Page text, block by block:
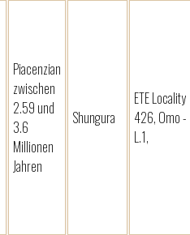
Piacenzian
zwischen
2.59 und
3.6
Millionen
Jahren
Shungura
ETE Locality
426, Omo -
L.1,